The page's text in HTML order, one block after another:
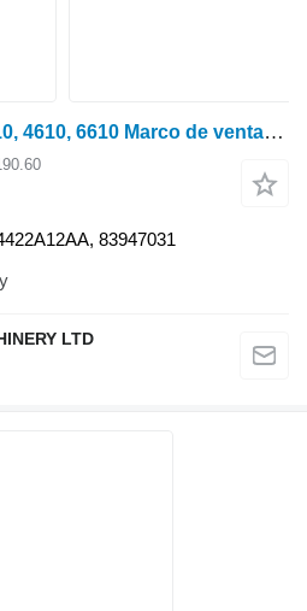
Ford 4600, 5600, Serie 10, 4610, 6610 Marco de ventanas superiores Q Cab 8394 D6NN94422A12H
83947031
LTD